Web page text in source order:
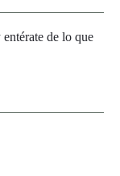
de lo que